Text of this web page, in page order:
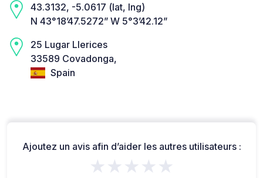
43.3132, -5.0617 (lat, lng)
N 43°18’47.5272” W 5°3’42.12”
25 Lugar Llerices
33589 Covadonga,
Spain
Ajoutez un avis afin d’aider les autres utilisateurs :
★★★★★